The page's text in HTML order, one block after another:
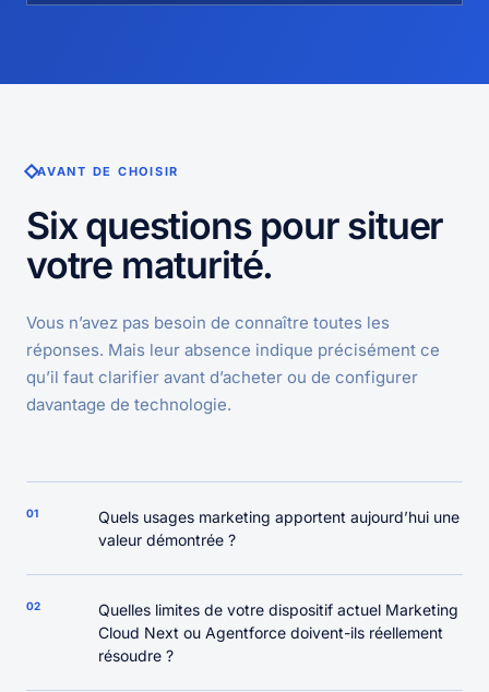
AVANT DE CHOISIR
Six questions pour situer
votre maturité.
Vous n’avez pas besoin de connaître toutes les
réponses. Mais leur absence indique précisément ce
qu’il faut clarifier avant d’acheter ou de configurer
davantage de technologie.
01
Quels usages marketing apportent aujourd’hui une
valeur démontrée ?
02
Quelles limites de votre dispositif actuel Marketing
Cloud Next ou Agentforce doivent-ils réellement
résoudre ?